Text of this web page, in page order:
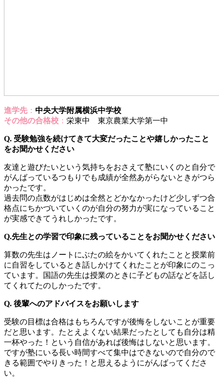
進学先 ： 中央大学附属横浜中学校
その他の合格校 ： 栄東中 東京農業大学第一中
Q. 受験勉強を続けてきて大変だったことや嬉しかったこと
をお聞かせください
友達と遊びたいという気持ちをおさえて塾にいくのと自分で
がんばっているつもりでも成績が全然あがらないときがつら
かったです。
過去問の点数がはじめは全然とどかなかったけど少しずつ合
格点にちかづいていくのが自分の努力が実になっていること
が実感できてうれしかったです。
Q.先生との学習で印象に残っていることをお聞かせください
算数の先生はノートにぶたの絵をかいてくれたことと授業前
に自習をしているとき話しかけてくれたことが印象にのこっ
ています。国語の先生は授業のときに子どもの話などを話し
てくれてたのしかったです。
Q. 後輩へのアドバイスをお願いします
受験の目標は合格はもちろんですが後悔をしないことが重要
だと思います。たとえよくない結果だったとしても自分は精
一杯やった！という自信があれば後悔はしないと思います。
ですが塾にいる長い時間すべて集中はできないので自分ので
きる範囲でやりきった！と思えるようにがんばってくださ
い。